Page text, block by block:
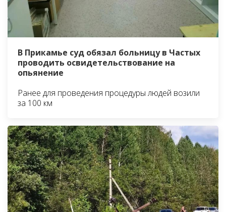
В Прикамье суд обязал больницу в Частых
проводить освидетельствование на
опьянение
Ранее для проведения процедуры людей возили
за 100 км